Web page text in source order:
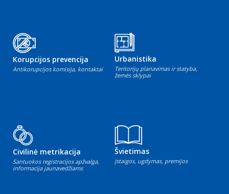
Korupcijos prevencija
Antikorupcijos komisija, kontaktai
Urbanistika
Teritorijų planavimas ir statyba,
žemės sklypai
Civilinė metrikacija
Santuokos registracijos apžvalga,
informacija jaunavedžiams
Švietimas
Įstaigos, ugdymas, premijos